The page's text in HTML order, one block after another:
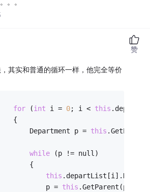
。。
其实和普通的循环一样，他完全等价
for (int i = 0; i < this
{
Department p =
this
while (p != null)
{
this
p =
this .GetParent(p);
赞